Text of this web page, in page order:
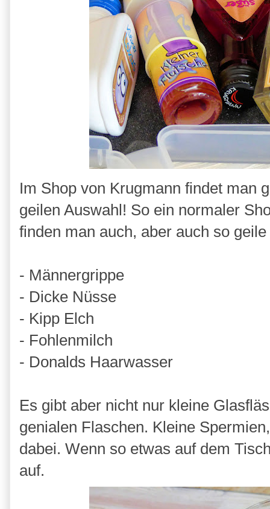
Im Shop von Krugmann findet man
geilen Auswahl! So ein normaler
finden man auch, aber auch so
- Männergrippe
- Dicke Nüsse
- Kipp Elch
- Fohlenmilch
- Donalds Haarwasser
Es gibt aber nicht nur kleine
genialen Flaschen. Kleine
dabei. Wenn so etwas auf dem
auf.